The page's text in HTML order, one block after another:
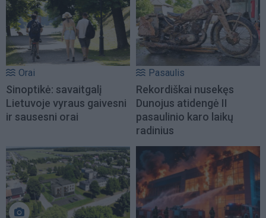
Orai
Sinoptikė: savaitgalį
Lietuvoje vyraus gaivesni
ir sausesni orai
Pasaulis
Rekordiškai nusekęs
Dunojus atidengė II
pasaulinio karo laikų
radinius